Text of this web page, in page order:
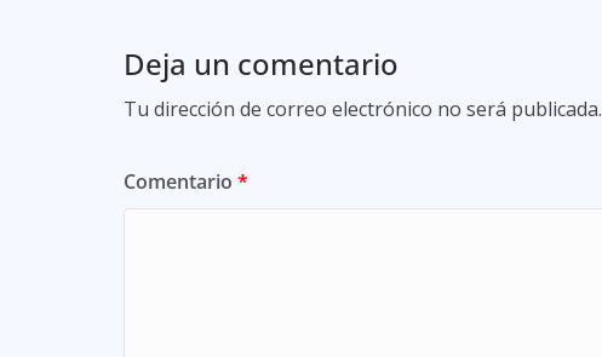
Deja un comentario
Tu dirección de correo electrónico no será publicada.
Comentario *